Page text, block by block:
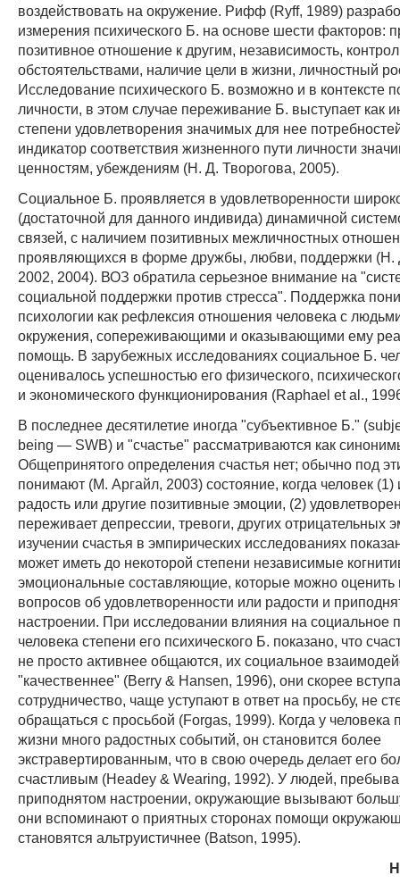
воздействовать на окружение. Рифф (Ryff, 1989)
измерения психического Б. на основе шести факторов:
позитивное отношение к другим, независимость,
обстоятельствами, наличие цели в жизни, личностный
Исследование психического Б. возможно и в контексте
личности, в этом случае переживание Б. выступает как
степени удовлетворения значимых для нее
индикатор соответствия жизненного пути личности
ценностям, убеждениям (Н. Д. Творогова, 2005).
Социальное Б. проявляется в удовлетворенности
(достаточной для данного индивида) динамичной
связей, с наличием позитивных межличностных
проявляющихся в форме дружбы, любви, поддержки (Н.
2002, 2004). ВОЗ обратила серьезное внимание на
социальной поддержки против стресса". Поддержка
психологии как рефлексия отношения человека с
окружения, сопереживающими и оказывающими ему
помощь. В зарубежных исследованиях социальное Б.
оценивалось успешностью его физического,
и экономического функционирования (Raphael et al.,
В последнее десятилетие иногда "субъективное Б."
being — SWB) и "счастье" рассматриваются как
Общепринятого определения счастья нет; обычно под
понимают (М. Аргайл, 2003) состояние, когда человек
радость или другие позитивные эмоции, (2)
переживает депрессии, тревоги, других отрицательных
изучении счастья в эмпирических исследованиях
может иметь до некоторой степени независимые
эмоциональные составляющие, которые можно
вопросов об удовлетворенности или радости и
настроении. При исследовании влияния на социальное
человека степени его психического Б. показано, что
не просто активнее общаются, их социальное
"качественнее" (Berry & Hansen, 1996), они скорее
сотрудничество, чаще уступают в ответ на просьбу, не
обращаться с просьбой (Forgas, 1999). Когда у человека
жизни много радостных событий, он становится более
экстравертированным, что в свою очередь делает его
счастливым (Headey & Wearing, 1992). У людей,
приподнятом настроении, окружающие вызывают
они вспоминают о приятных сторонах помощи
становятся альтруистичнее (Batson, 1995).